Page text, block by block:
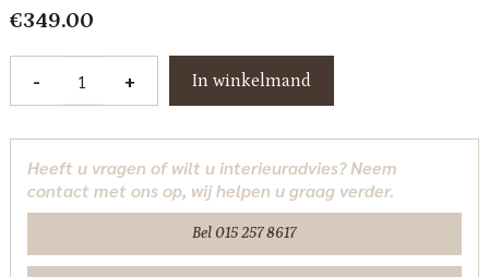
€349.00
-
naturel
Eleonora
aantal
+ In winkelmand
Heeft u vragen of wilt u interieuradvies? Neem
contact met ons op, wij helpen u graag verder.
Bel 015 257 8617